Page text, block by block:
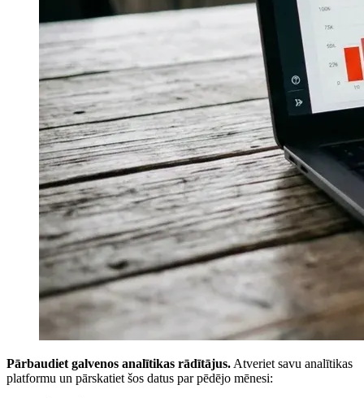
Pārbaudiet galvenos analītikas rādītājus. Atveriet savu analītikas
platformu un pārskatiet šos datus par pēdējo mēnesi: